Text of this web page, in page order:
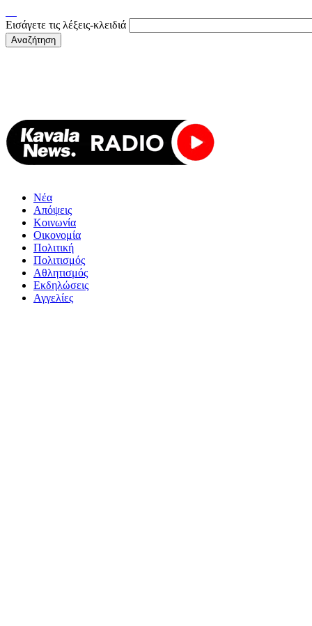
Εισάγετε τις λέξεις-κλειδιά
Νέα
Απόψεις
Κοινωνία
Οικονομία
Πολιτική
Πολιτισμός
Αθλητισμός
Εκδηλώσεις
Αγγελίες